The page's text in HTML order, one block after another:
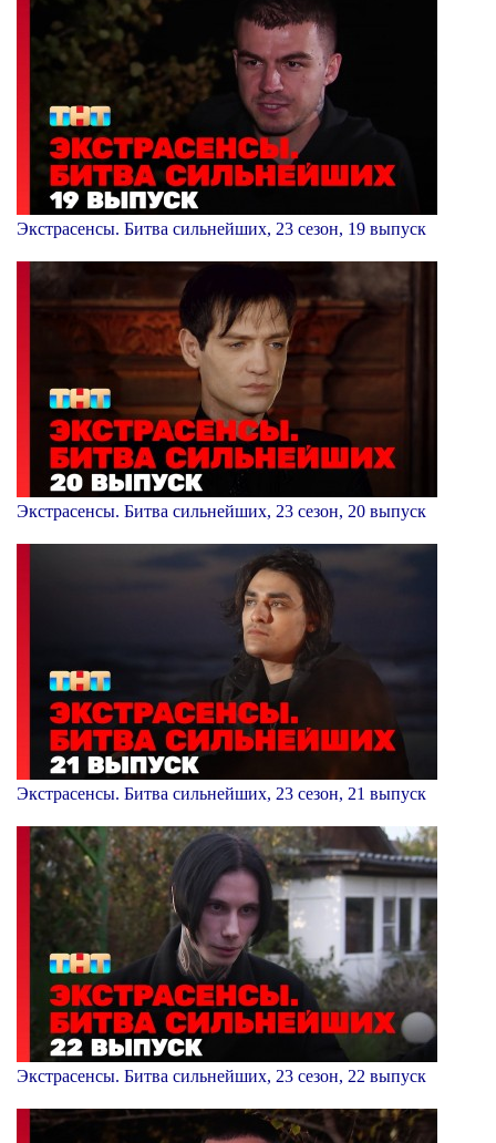
Экстрасенсы. Битва сильнейших, 23 сезон, 19 выпуск
Экстрасенсы. Битва сильнейших, 23 сезон, 20 выпуск
Экстрасенсы. Битва сильнейших, 23 сезон, 21 выпуск
Экстрасенсы. Битва сильнейших, 23 сезон, 22 выпуск